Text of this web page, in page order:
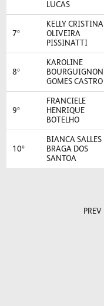
LUCAS
7º
KELLY CRISTINA
OLIVEIRA
PISSINATTI
8º
KAROLINE
BOURGUIGNON
GOMES CASTRO
9º
FRANCIELE
HENRIQUE
BOTELHO
10º
BIANCA SALLES
BRAGA DOS
SANTOA
PREV